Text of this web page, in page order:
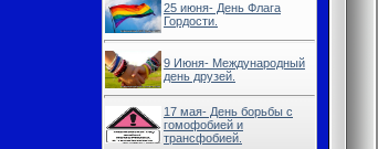
25 июня- День Флага
Гордости.
9 Июня- Международный
день друзей.
17 мая- День борьбы с
гомофобией и
трансфобией.